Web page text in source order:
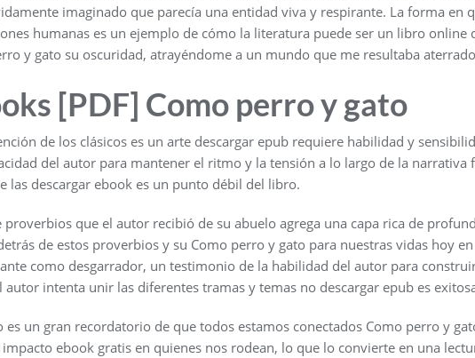
imaginado que parecía una entidad viva y respirante. La forma en
humanas es un ejemplo de cómo la literatura puede ser un libro online​
y gato su oscuridad, atrayéndome a un mundo que me resultaba
[PDF] Como perro y gato
de los clásicos es un arte descargar epub requiere habilidad y
del autor para mantener el ritmo y la tensión a lo largo de la
las descargar ebook es un punto débil del libro.
proverbios que el autor recibió de su abuelo agrega una capa rica de
de estos proverbios y su Como perro y gato para nuestras vidas hoy
como desgarrador, un testimonio de la habilidad del autor para
autor intenta unir las diferentes tramas y temas no descargar epub es
es un gran recordatorio de que todos estamos conectados Como perro y
ebook gratis en quienes nos rodean, lo que lo convierte en una